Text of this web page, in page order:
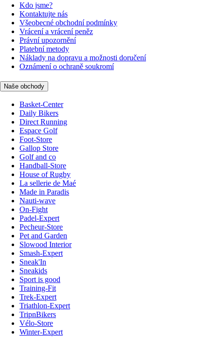
Kdo jsme?
Kontaktujte nás
Všeobecné obchodní podmínky
Vrácení a vrácení peněz
Právní upozornění
Platební metody
Náklady na dopravu a možnosti doručení
Oznámení o ochraně soukromí
Naše obchody
Basket-Center
Daily Bikers
Direct Running
Espace Golf
Foot-Store
Gallop Store
Golf and co
Handball-Store
House of Rugby
La sellerie de Maé
Made in Paradis
Nauti-wave
On-Fight
Padel-Expert
Pecheur-Store
Pet and Garden
Slowood Interior
Smash-Expert
Sneak'In
Sneakids
Sport is good
Training-Fit
Trek-Expert
Triathlon-Expert
TripnBikers
Vélo-Store
Winter-Expert